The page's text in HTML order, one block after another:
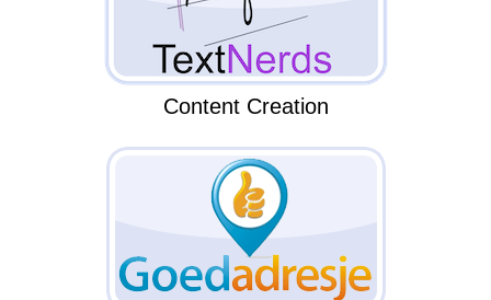
Content Creation